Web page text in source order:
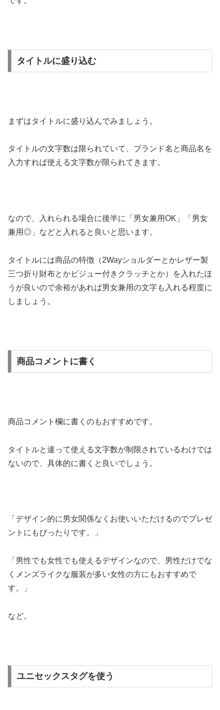
タイトルに盛り込む
まずはタイトルに盛り込んでみましょう。
タイトルの文字数は限られていて、ブランド名と商品名を
入力すれば使える文字数が限られてきます。
なので、入れられる場合に後半に「男女兼用OK」「男女
兼用◎」などと入れると良いと思います。
タイトルには商品の特徴（2Wayショルダーとかレザー製
三つ折り財布とかビジュー付きクラッチとか）を入れたほ
うが良いので余裕があれば男女兼用の文字も入れる程度に
しましょう。
商品コメントに書く
商品コメント欄に書くのもおすすめです。
タイトルと違って使える文字数が制限されているわけでは
ないので、具体的に書くと良いでしょう。
「デザイン的に男女関係なくお使いいただけるのでプレゼ
ントにもぴったりです。」
「男性でも女性でも使えるデザインなので、男性だけでな
くメンズライクな服装が多い女性の方にもおすすめで
す。」
など。
ユニセックスタグを使う